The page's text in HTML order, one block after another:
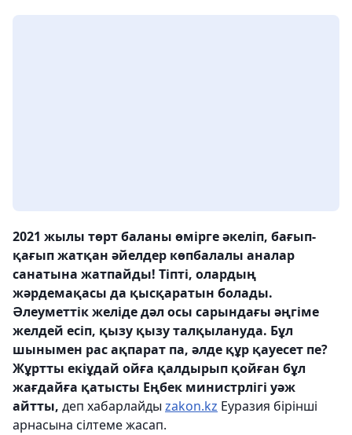
2021 жылы төрт баланы өмірге әкеліп, бағып-
қағып жатқан әйелдер көпбалалы аналар
санатына жатпайды! Тіпті, олардың
жәрдемақасы да қысқаратын болады.
Әлеуметтік желіде дәл осы сарындағы әңгіме
желдей есіп, қызу қызу талқылануда. Бұл
шынымен рас ақпарат па, әлде құр қауесет пе?
Жұртты екіұдай ойға қалдырып қойған бұл
жағдайға қатысты Еңбек министрлігі уәж
айтты, деп хабарлайды zakon.kz Еуразия бірінші
арнасына сілтеме жасап.